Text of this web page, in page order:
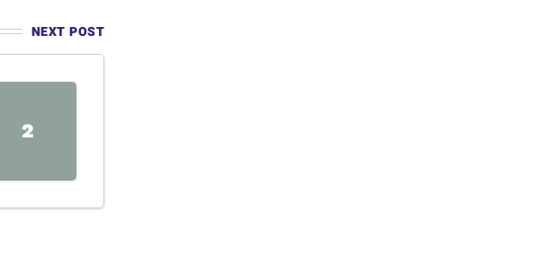
NEXT POST
2